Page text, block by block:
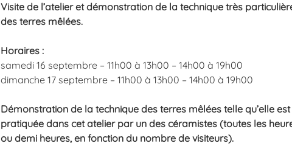
Visite de l’atelier et démonstration de la technique très
des terres mêlées.
Horaires :
samedi 16 septembre – 11h00 à 13h00 – 14h00 à 19h00
dimanche 17 septembre – 11h00 à 13h00 – 14h00 à 19h00
Démonstration de la technique des terres mêlées telle qu’elle est
pratiquée dans cet atelier par un des céramistes (toutes les
ou demi heures, en fonction du nombre de visiteurs).